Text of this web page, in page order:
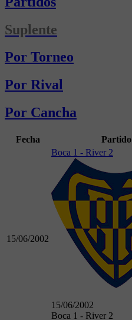
Suplente
Por Torneo
Por Rival
Por Cancha
Fecha Partido
15/06/2002
Boca 1 - River 2
15/06/2002
Boca 1 - River 2